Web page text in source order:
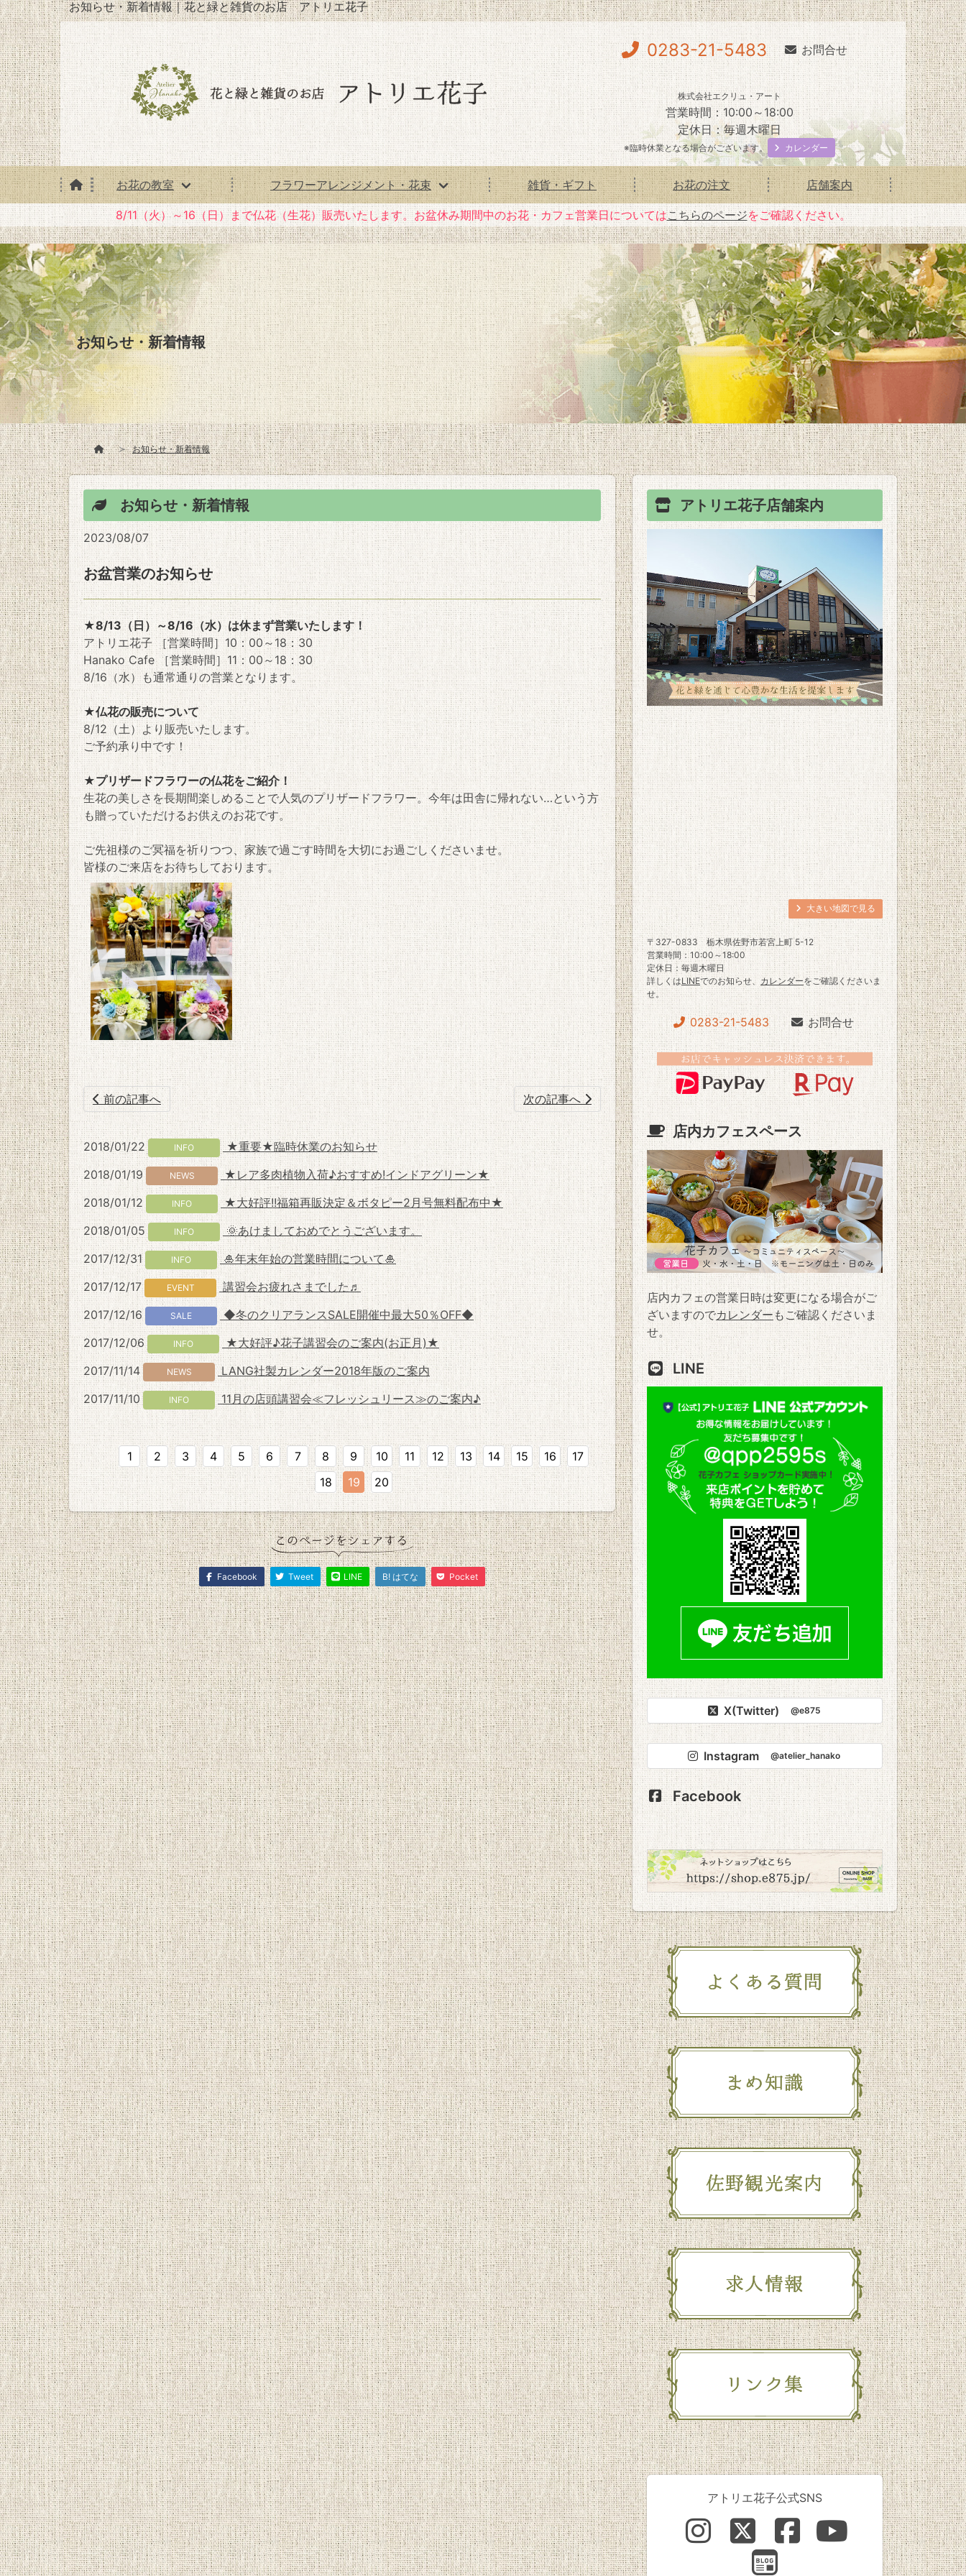
お知らせ・新着情報｜花と緑と雑貨のお店 アトリエ花子
0283-21-5483 お問合せ
株式会社エクリュ・アート
営業時間：10:00～18:00
定休日：毎週木曜日
※臨時休業となる場合がございます。 カレンダー
お花の教室 フラワーアレンジメント・花束 雑貨・ギフト お花の注文 店舗案内
8/11（火）～16（日）まで仏花（生花）販売いたします。お盆休み期間中のお花・カフェ営業日についてはこちらのページをご確認ください。
お知らせ・新着情報
お知らせ・新着情報
お知らせ・新着情報
2023/08/07
お盆営業のお知らせ
★8/13（日）～8/16（水）は休まず営業いたします！
アトリエ花子 ［営業時間］10：00～18：30
Hanako Cafe ［営業時間］11：00～18：30
8/16（水）も通常通りの営業となります。
★仏花の販売について
8/12（土）より販売いたします。
ご予約承り中です！
★プリザードフラワーの仏花をご紹介！
生花の美しさを長期間楽しめることで人気のプリザードフラワー。今年は田舎に帰れない…という方
も贈っていただけるお供えのお花です。
ご先祖様のご冥福を祈りつつ、家族で過ごす時間を大切にお過ごしくださいませ。
皆様のご来店をお待ちしております。
前の記事へ 次の記事へ
2018/01/22 INFO
★重要★臨時休業のお知らせ
2018/01/19
NEWS
★レア多肉植物入荷♪おすすめ!インドアグリーン★
2018/01/12
INFO
★大好評!!福箱再販決定＆ボタピー2月号無料配布中★
2018/01/05
INFO
🌞あけましておめでとうございます。
2017/12/31
INFO
🎍年末年始の営業時間について🎍
2017/12/17
EVENT
講習会お疲れさまでした♬
2017/12/16
SALE
◆冬のクリアランスSALE開催中最大50％OFF◆
2017/12/06
INFO
★大好評♪花子講習会のご案内(お正月)★
2017/11/14
NEWS
LANG社製カレンダー2018年版のご案内
2017/11/10
INFO 11月の店頭講習会≪フレッシュリース≫のご案内♪
1 2 3 4 5 6 7 8 9 10 11 12 13 14 15 16
17
18
19 20
Facebook Tweet LINE B! はてな Pocket
アトリエ花子店舗案内
大きい地図で見る
〒327-0833
栃木県佐野市若宮上町 5-12
営業時間：10:00～18:00
定休日：毎週木曜日
詳しくはLINEでのお知らせ、 カレンダーをご確認くださいま
せ。
0283-21-5483 お問合せ
店内カフェスペース
店内カフェの営業日時は変更になる場合がご
ざいますのでカレンダーもご確認くださいま
せ。
LINE
X(Twitter) @e875
Instagram @atelier_hanako
Facebook
アトリエ花子公式SNS